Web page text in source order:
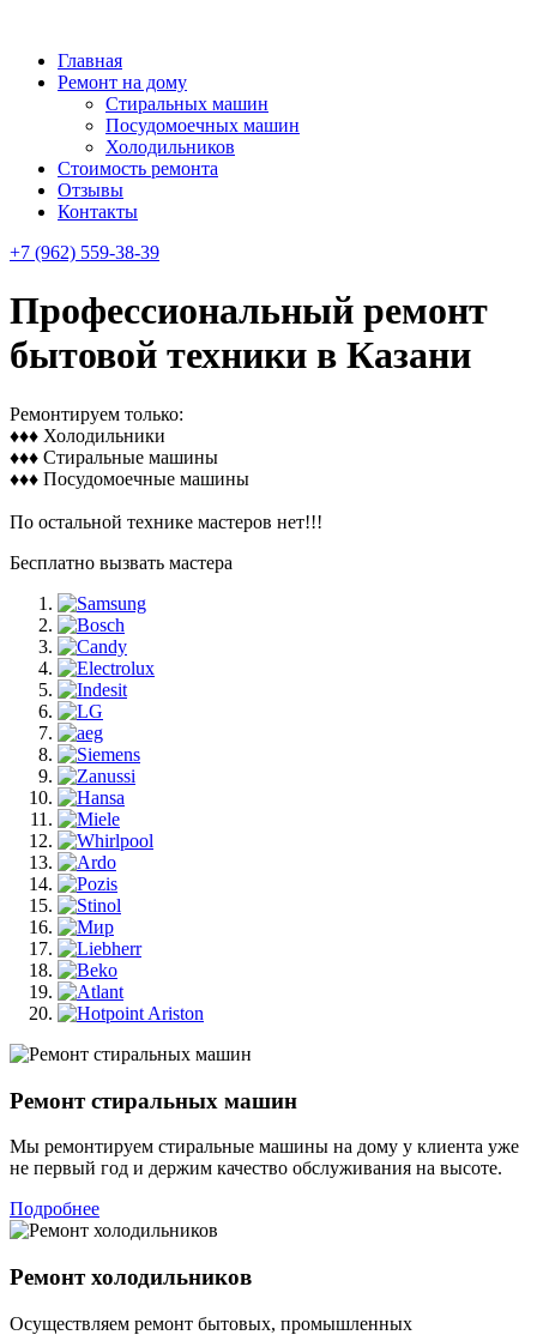
Главная
Ремонт на дому
Стиральных машин
Посудомоечных машин
Холодильников
Стоимость ремонта
Отзывы
Контакты
+7 (962) 559-38-39
Профессиональный ремонт
бытовой техники в Казани
Ремонтируем только:
♦♦♦ Холодильники
♦♦♦ Стиральные машины
♦♦♦ Посудомоечные машины
По остальной технике мастеров нет!!!
Бесплатно вызвать мастера
Ремонт стиральных машин
Мы ремонтируем стиральные машины на дому у клиента уже
не первый год и держим качество обслуживания на высоте.
Подробнее
Ремонт холодильников
Осуществляем ремонт бытовых, промышленных